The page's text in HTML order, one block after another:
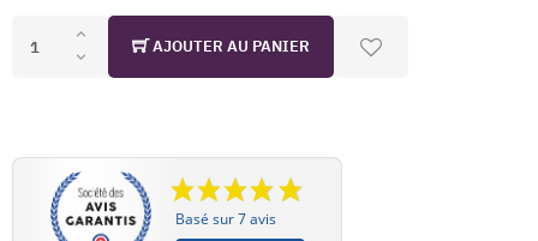
AJOUTER AU PANIER
Basé sur 7 avis